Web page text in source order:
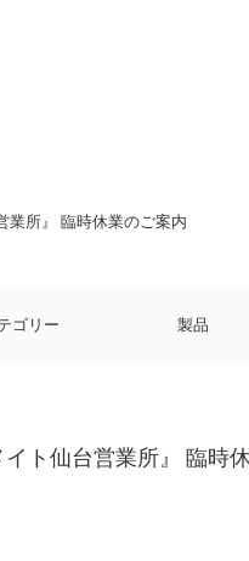
業所』 臨時休業のご案内
ゴリー 製品
イト仙台営業所』 臨時